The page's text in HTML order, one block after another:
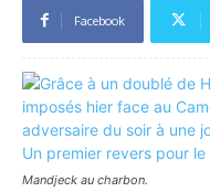
Facebook
Mandjeck au charbon.